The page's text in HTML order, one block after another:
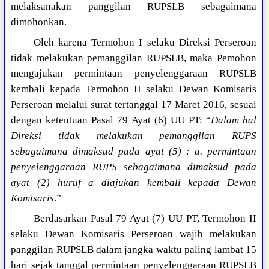
melaksanakan panggilan RUPSLB sebagaimana
dimohonkan.
Oleh karena Termohon I selaku Direksi Perseroan
tidak melakukan pemanggilan RUPSLB, maka Pemohon
mengajukan permintaan penyelenggaraan RUPSLB
kembali kepada Termohon II selaku Dewan Komisaris
Perseroan melalui surat tertanggal 17 Maret 2016, sesuai
dengan ketentuan Pasal 79 Ayat (6) UU PT: “Dalam hal
Direksi tidak melakukan pemanggilan RUPS
sebagaimana dimaksud pada ayat (5) : a. permintaan
penyelenggaraan RUPS sebagaimana dimaksud pada
ayat (2) huruf a diajukan kembali kepada Dewan
Komisaris.”
Berdasarkan Pasal 79 Ayat (7) UU PT, Termohon II
selaku Dewan Komisaris Perseroan wajib melakukan
panggilan RUPSLB dalam jangka waktu paling lambat 15
hari sejak tanggal permintaan penyelenggaraan RUPSLB